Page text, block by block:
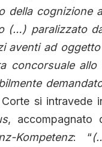
della cognizione
(…) paralizzato
aventi ad
concorsuale
Corte si intravede
, accompagnato
Kompetenz: “